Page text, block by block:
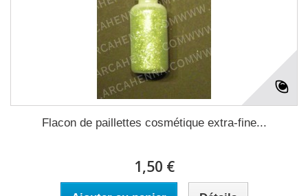
Flacon de paillettes cosmétique extra-fine...
1,50 €